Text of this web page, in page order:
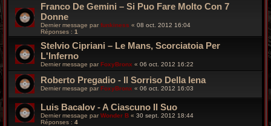
Franco De Gemini – Si Puo Fare Molto Con 7
Donne
Dernier message par funkiness « 08 oct. 2012 16:04
Réponses : 1
Stelvio Cipriani – Le Mans, Scorciatoia Per
L'Inferno
Dernier message par FoxyBronx « 06 oct. 2012 16:22
Roberto Pregadio - Il Sorriso Della Iena
Dernier message par FoxyBronx « 06 oct. 2012 16:03
Luis Bacalov - A Ciascuno Il Suo
Dernier message parWonder B « 30 sept. 2012 18:44
Réponses : 4